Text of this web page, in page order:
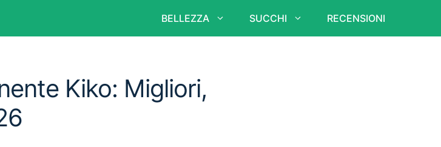
BELLEZZA SUCCHI RECENSIONI
Kiko: Migliori,